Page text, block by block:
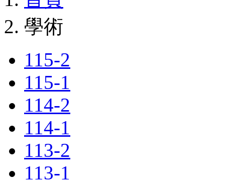
學術
115-2
115-1
114-2
114-1
113-2
113-1